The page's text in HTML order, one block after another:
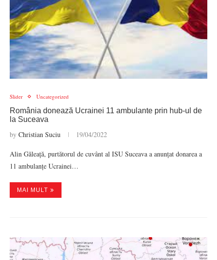
Slider Uncategorized
România donează Ucrainei 11 ambulante prin hub-ul de
la Suceava
by Christian Suciu 19/04/2022
Alin Găleață, purtătorul de cuvânt al ISU Suceava a anunțat donarea a
11 ambulanțe Ucrainei…
MAI MULT